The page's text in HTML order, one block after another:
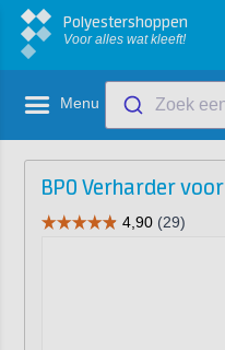
Polyestershoppen
Voor alles wat kleeft!
Menu Zoek
BPO Verharder